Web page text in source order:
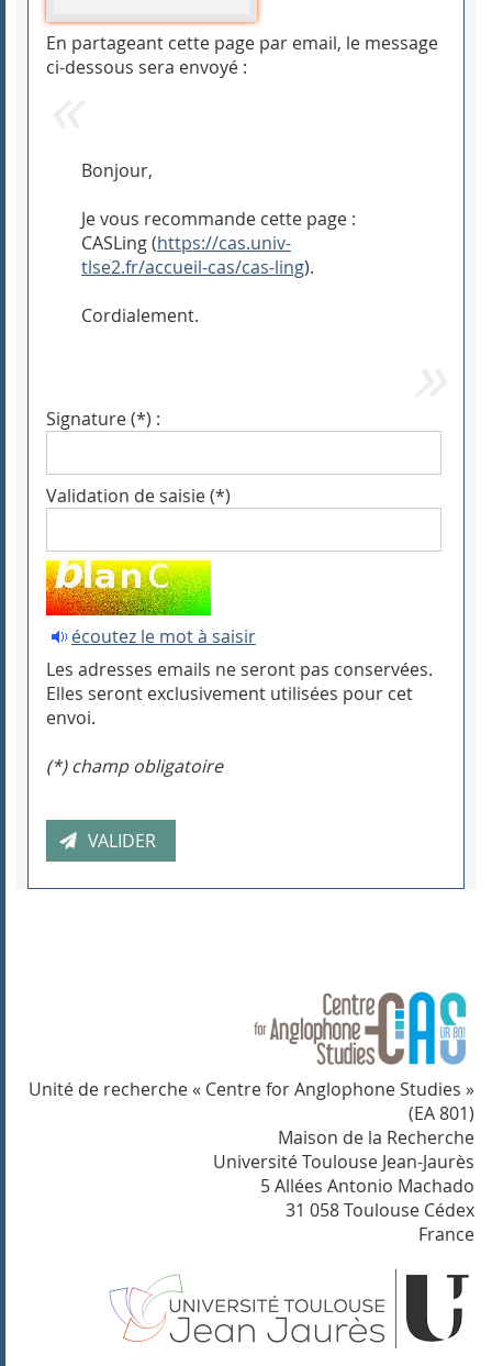
En partageant cette page par email, le message
ci-dessous sera envoyé :
Bonjour,
Je vous recommande cette page :
CASLing (https://cas.univ-
tlse2.fr/accueil-cas/cas-ling).
Cordialement.
Signature (*) :
Validation de saisie (*)
écoutez le mot à saisir
Les adresses emails ne seront pas conservées.
Elles seront exclusivement utilisées pour cet
envoi.
(*) champ obligatoire
Unité de recherche « Centre for Anglophone Studies »
(EA 801)
Maison de la Recherche
Université Toulouse Jean-Jaurès
5 Allées Antonio Machado
31 058 Toulouse Cédex
France